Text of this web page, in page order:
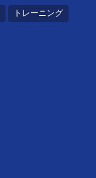
トレーニング